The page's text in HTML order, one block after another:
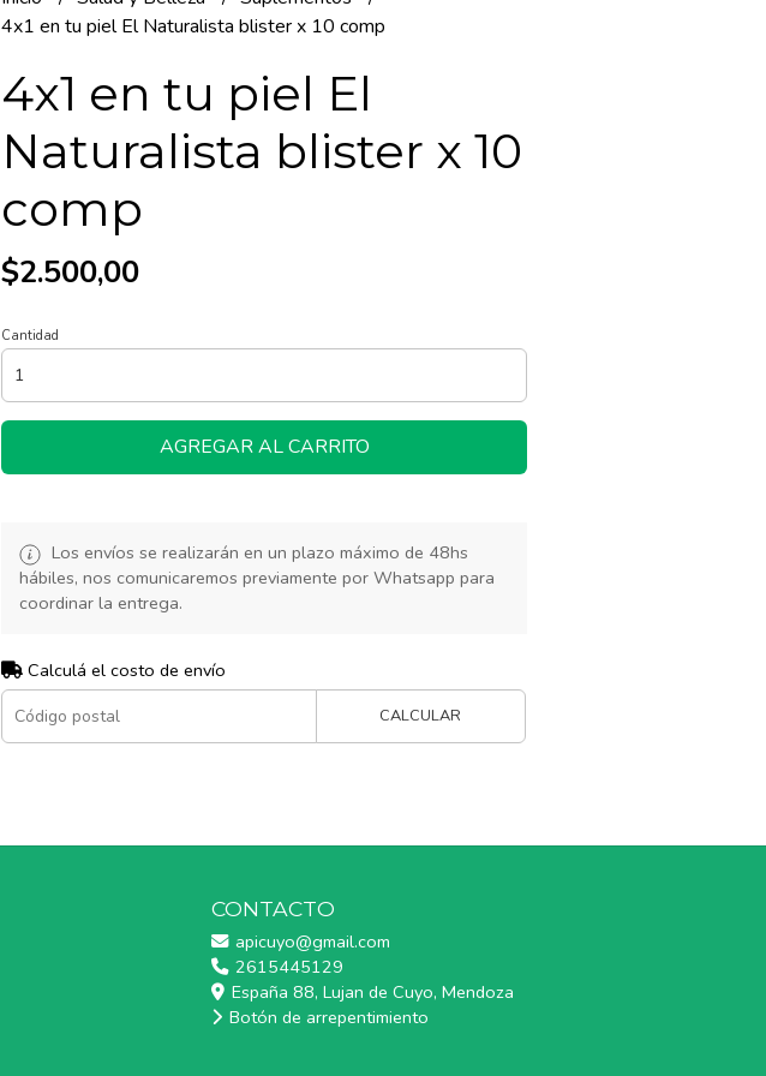
4x1 en tu piel El Naturalista blister x 10 comp
4x1 en tu piel El
Naturalista blister x 10
comp
$2.500,00
Cantidad
AGREGAR AL CARRITO
Los envíos se realizarán en un plazo máximo de 48hs
hábiles, nos comunicaremos previamente por Whatsapp para
coordinar la entrega.
Calculá el costo de envío
CALCULAR
CONTACTO
apicuyo@gmail.com
2615445129
España 88, Lujan de Cuyo, Mendoza
Botón de arrepentimiento